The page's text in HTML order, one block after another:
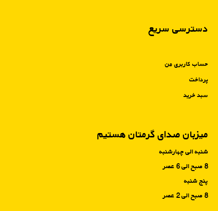
دسترسی سریع
حساب کاربری من
پرداخت
سبد خرید
میزبان صدای گرمتان هستیم
شنبه الی چهارشنبه
8 صبح الی 6 عصر
پنج شنبه
8 صبح الی 2 عصر